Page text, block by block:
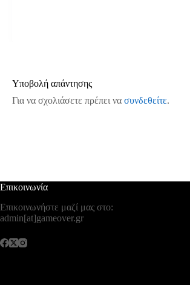
Υποβολή απάντησης
Για να σχολιάσετε πρέπει να συνδεθείτε.
Επικοινωνία
Επικοινωνήστε μαζί μας στο:
admin[at]gameover.gr